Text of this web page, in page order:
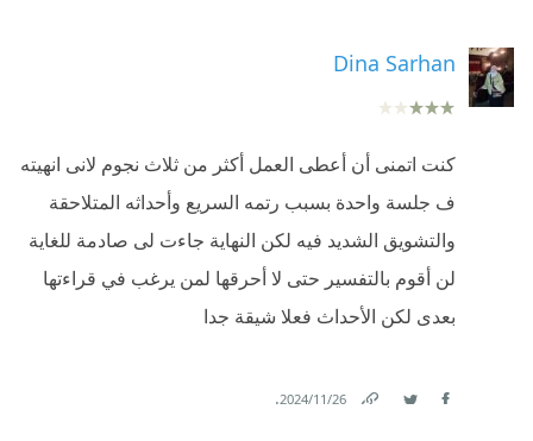
Dina Sarhan
كنت اتمنى أن أعطى العمل أكثر من ثلاث نجوم لانى انهيته
ف جلسة واحدة بسبب رتمه السريع وأحداثه المتلاحقة
والتشويق الشديد فيه لكن النهاية جاءت لى صادمة للغاية
لن أقوم بالتفسير حتى لا أحرقها لمن يرغب في قراءتها
بعدى لكن الأحداث فعلا شيقة جدا
26‏/11‏/2024
.